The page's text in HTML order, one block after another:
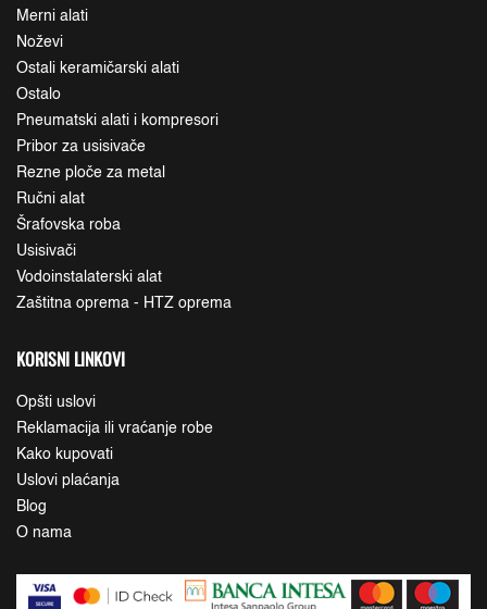
Merni alati
Noževi
Ostali keramičarski alati
Ostalo
Pneumatski alati i kompresori
Pribor za usisivače
Rezne ploče za metal
Ručni alat
Šrafovska roba
Usisivači
Vodoinstalaterski alat
Zaštitna oprema - HTZ oprema
KORISNI LINKOVI
Opšti uslovi
Reklamacija ili vraćanje robe
Kako kupovati
Uslovi plaćanja
Blog
O nama